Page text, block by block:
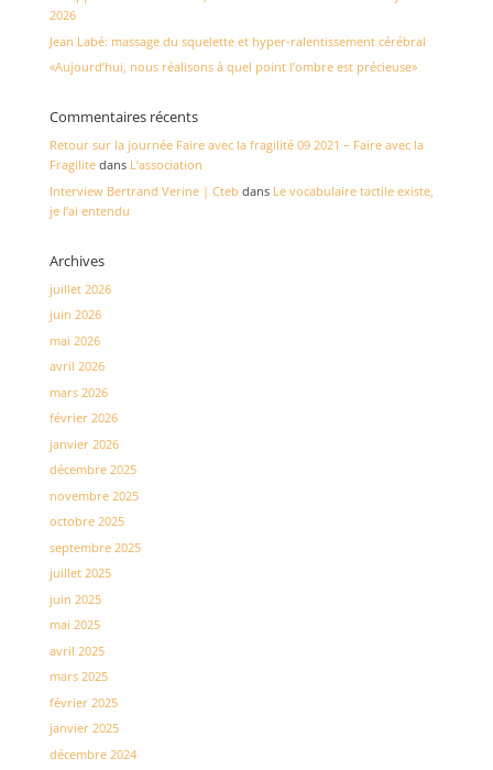
2026
Jean Labé: massage du squelette et hyper-ralentissement cérébral
«Aujourd’hui, nous réalisons à quel point l’ombre est précieuse»
Commentaires récents
Retour sur la journée Faire avec la fragilité 09 2021 – Faire avec la
Fragilitedans L’association
Interview Bertrand Verine | Cteb dans Le vocabulaire tactile existe,
je l’ai entendu
Archives
juillet 2026
juin 2026
mai 2026
avril 2026
mars 2026
février 2026
janvier 2026
décembre 2025
novembre 2025
octobre 2025
septembre 2025
juillet 2025
juin 2025
mai 2025
avril 2025
mars 2025
février 2025
janvier 2025
décembre 2024